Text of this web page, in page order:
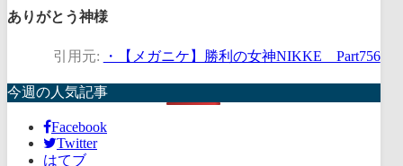
ありがとう神様
引用元: ・【メガニケ】勝利の女神NIKKE Part756
今週の人気記事
Facebook
Twitter
はてブ